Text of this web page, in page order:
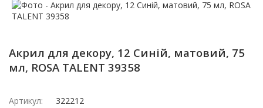
Акрил для декору, 12 Синій, матовий, 75
мл, ROSA TALENT 39358
Артикул:
322212